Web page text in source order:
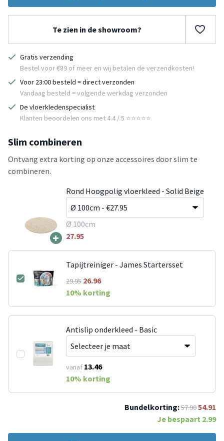
Te zien in de showroom?
Gratis verzending
Bestel voor €89 of meer en wij betalen de verzendkosten!
Voor 23:00 besteld = direct verzonden
Vandaag besteld = volgende werkdag verzonden
De vloerkledenspecialist
Klanten beoordelen ons met 4.4 / 5 ⭐⭐⭐⭐⭐
Slim combineren
Ontvang extra korting op onze accessoires door slim te
combineren.
+
Rond Hoogpolig vloerkleed - Solid Beige
Ø 100cm
27.95
Tapijtreiniger - James Startersset
29.9526.96
10% korting
Antislip onderkleed - Basic
vanaf 13.46
10% korting
Bundelkorting:57.9054.91
Je bespaart 2.99